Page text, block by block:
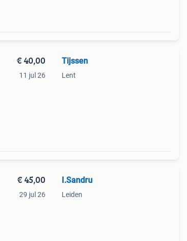
€ 40,00
11 jul 26
Tijssen
Lent
€ 45,00
29 jul 26
I.Sandru
Leiden